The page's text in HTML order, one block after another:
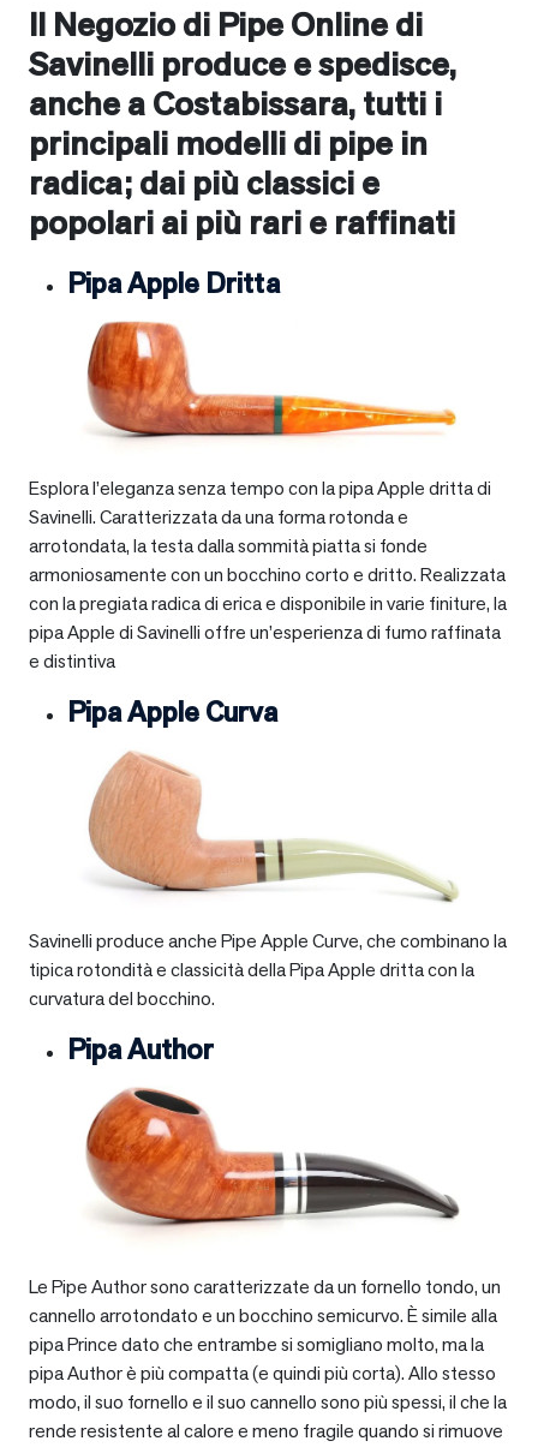
Il Negozio di Pipe Online di
Savinelli produce e spedisce,
anche aCostabissara, tutti i
principali modelli di pipe in
radica; dai più classici e
popolari ai più rari e raffinati
Pipa Apple Dritta
Esplora l’eleganza senza tempo con la pipa Apple dritta di
Savinelli. Caratterizzata da una forma rotonda e
arrotondata, la testa dalla sommità piatta si fonde
armoniosamente con un bocchino corto e dritto. Realizzata
con la pregiata radica di erica e disponibile in varie finiture, la
pipa Apple di Savinelli offre un’esperienza di fumo raffinata
e distintiva
Pipa Apple Curva
Savinelli produce anche Pipe Apple Curve, che combinano la
tipica rotondità e classicità della Pipa Apple dritta con la
curvatura del bocchino.
Pipa Author
Le Pipe Author sono caratterizzate da un fornello tondo, un
cannello arrotondato e un bocchino semicurvo. È simile alla
pipa Prince dato che entrambe si somigliano molto, ma la
pipa Author è più compatta (e quindi più corta). Allo stesso
modo, il suo fornello e il suo cannello sono più spessi, il che la
rende resistente al calore e meno fragile quando si rimuove